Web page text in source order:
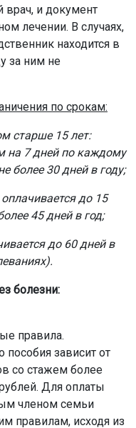
врач, и документ
лечении. В случаях,
находится в
за ним не
по срокам:
старше 15 лет:
на 7 дней по каждому
более 30 дней в году;
до 15
45 дней в год;
до 60 дней в
болезни:
правила.
зависит от
со стажем более
Для оплаты
членом семьи
правилам, исходя из